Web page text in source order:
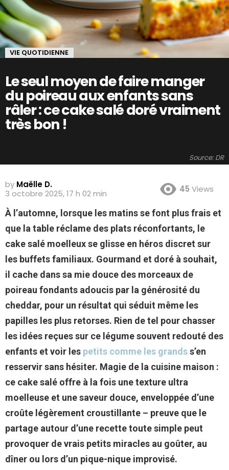
VIE QUOTIDIENNE
Le seul moyen de faire manger
du poireau aux enfants sans
râler : ce cake salé doré vraiment
très bon !
Source: DR
by Maëlle D.
3 octobre 2025, 17 h 02 min
45 Views
À l’automne, lorsque les matins se font plus frais et
que la table réclame des plats réconfortants, le
cake salé moelleux se glisse en héros discret sur
les buffets familiaux. Gourmand et doré à souhait,
il cache dans sa mie douce des morceaux de
poireau fondants adoucis par la générosité du
cheddar, pour un résultat qui séduit même les
papilles les plus retorses. Rien de tel pour chasser
les idées reçues sur ce légume souvent redouté des
enfants et voir les petits comme les grandss’en
resservir sans hésiter. Magie de la cuisine maison :
ce cake salé offre à la fois une texture ultra
moelleuse et une saveur douce, enveloppée d’une
croûte légèrement croustillante – preuve que le
partage autour d’une recette toute simple peut
provoquer de vrais petits miracles au goûter, au
dîner ou lors d’un pique-nique improvisé.